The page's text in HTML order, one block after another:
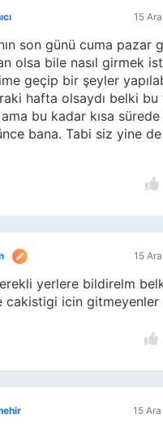
15
son günü cuma pazar
olsa bile nasıl girmek
geçip bir şeyler
hafta olsaydı belki
bu kadar kısa
bana. Tabi siz yine de
15
yerlere bildirelm
cakistigi icin
15